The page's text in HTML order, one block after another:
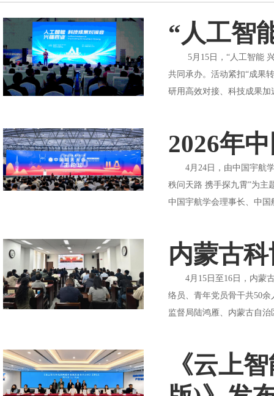
“人工智
5月15日，“人工智能 兴
共同承办。活动紧扣“成果
研用高效对接、科技成果
2026年
4月24日，由中国宇航学
秩问天路 携手探九霄”为
中国宇航学会理事长、中
内蒙古
4月15日至16日，内蒙古
络员、青年党员骨干共50
监督局陆鸿雁、内蒙古自
《云上